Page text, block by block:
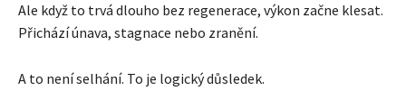
Ale když to trvá dlouho bez regenerace, výkon začne klesat.
Přichází únava, stagnace nebo zranění.
A to není selhání. To je logický důsledek.